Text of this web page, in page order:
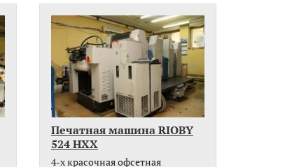
Печатная машина RIOBY
524 HXX
4-x красочная офсетная